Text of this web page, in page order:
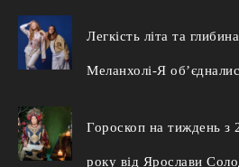
Легкість літа та
Меланхолі-Я
Гороскоп на тиждень з
року від Ярослави